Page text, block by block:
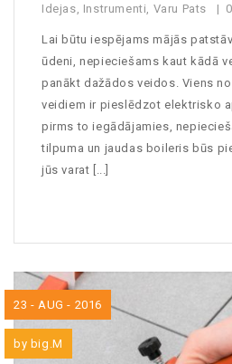
Idejas Instrumenti Varu Pats
Lai būtu iespējams mājās
ūdeni, nepieciešams kaut kādā
panākt dažādos veidos. Viens
veidiem ir pieslēdzot elektrisko
pirms to iegādājamies,
tilpuma un jaudas boileris būs
jūs varat [...]
23 - AUG - 2016
by big.M